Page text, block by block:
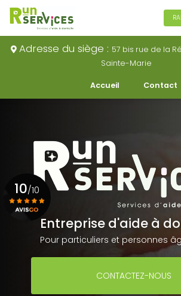
Aller
au
principal
Adresse du siège : 57 bis rue de la
Sainte-Marie
Accueil Contact
Entreprise d'aide à
Pour particuliers et personnes
CONTACTEZ-NOUS
10/10
Voir le certificat